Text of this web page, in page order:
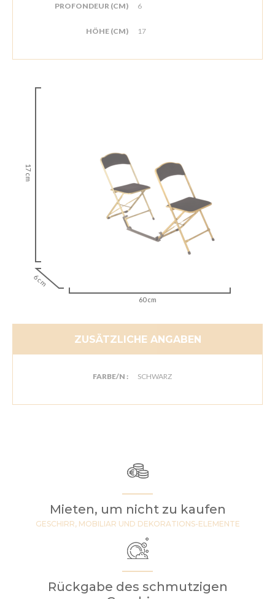
PROFONDEUR (CM) 6
HÖHE (CM) 17
17 cm
6 cm
60 cm
ZUSÄTZLICHE ANGABEN
FARBE/N : SCHWARZ
Mieten, um nicht zu kaufen
GESCHIRR, MOBILIAR UND DEKORATIONS-ELEMENTE
Rückgabe des schmutzigen